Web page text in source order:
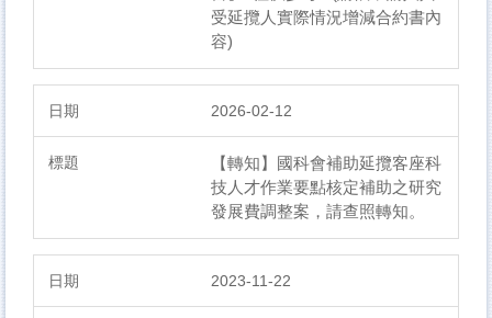
受延攬人實際情況增減合約書內
容)
2026-02-12
【轉知】國科會補助延攬客座科
技人才作業要點核定補助之研究
發展費調整案，請查照轉知。
2023-11-22